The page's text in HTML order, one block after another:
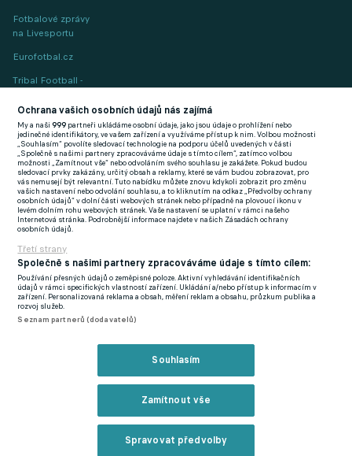
Fotbalové zprávy
na Livesportu
Eurofotbal.cz
Tribal Football -
(EN)
FlashFutbal (SK)
Tenisportal.cz
Tenisové zprávy
na Livesportu
Podmínky užití
Zásady ochrany osobních údajů
GDPR a žurnalistika
Ochrana vašich osobních údajů nás zajímá
My a naši999 partneři ukládáme osobní údaje, jako jsou údaje o prohlížení nebo
jedinečné identifikátory, ve vašem zařízení a využíváme přístup k nim. Volbou možnosti
„Souhlasím“ povolíte sledovací technologie na podporu účelů uvedených v části
„Společně s našimi partnery zpracováváme údaje s tímto cílem“, zatímco volbou
možnosti „Zamítnout vše“ nebo odvoláním svého souhlasu je zakážete. Pokud budou
sledovací prvky zakázány, určitý obsah a reklamy, které se vám budou zobrazovat, pro
vás nemusejí být relevantní. Tuto nabídku můžete znovu kdykoli zobrazit pro změnu
vašich nastavení nebo odvolání souhlasu, a to kliknutím na odkaz „Předvolby ochrany
osobních údajů“ v dolní části webových stránek nebo případně na plovoucí ikonu v
levém dolním rohu webových stránek. Vaše nastavení se uplatní v rámci našeho
Internetová stránka. Podrobnější informace najdete v našich Zásadách ochrany
osobních údajů.
Třetí strany
Společně s našimi partnery zpracováváme údaje s tímto cílem:
Používání přesných údajů o zeměpisné poloze. Aktivní vyhledávání identifikačních
údajů v rámci specifických vlastností zařízení. Ukládání a/nebo přístup k informacím v
zařízení. Personalizovaná reklama a obsah, měření reklam a obsahu, průzkum publika a
rozvoj služeb.
Seznam partnerů (dodavatelů)
Souhlasím
Zamítnout vše
Spravovat předvolby